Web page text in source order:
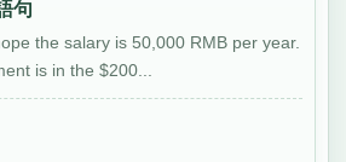
句
the salary is 50,000 RMB per year.
is in the $200...